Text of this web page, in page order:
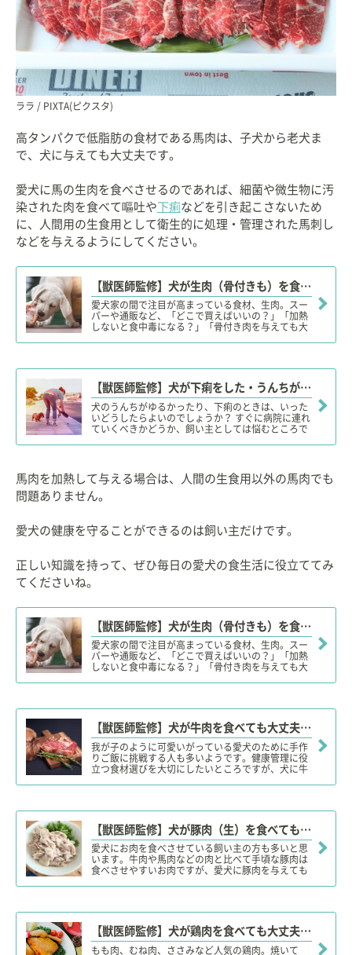
ララ / PIXTA(ピクスタ)
高タンパクで低脂肪の食材である馬肉は、子犬から老犬ま
で、犬に与えても大丈夫です。
愛犬に馬の生肉を食べさせるのであれば、細菌や微生物に汚
染された肉を食べて嘔吐や下痢などを引き起こさないため
に、人間用の生食用として衛生的に処理・管理された馬刺し
などを与えるようにしてください。
【獣医師監修】犬が生肉（骨付きも）を食べても大丈夫？凶暴になる？安全性やリスク、適量、購入場所は？
愛犬家の間で注目が高まっている食材、生肉。スー
パーや通販など、「どこで買えばいいの？」「加熱
しないと食中毒になる？」「骨付き肉を与えても大
【獣医師監修】犬が下痢をした・うんちがゆるい。この症状から考えられる原因や病気は？
犬のうんちがゆるかったり、下痢のときは、いった
いどうしたらよいのでしょうか？ すぐに病院に連れ
ていくべきかどうか、飼い主としては悩むところで
馬肉を加熱して与える場合は、人間の生食用以外の馬肉でも
問題ありません。
愛犬の健康を守ることができるのは飼い主だけです。
正しい知識を持って、ぜひ毎日の愛犬の食生活に役立ててみ
てくださいね。
【獣医師監修】犬が生肉（骨付きも）を食べても大丈夫？凶暴になる？安全性やリスク、適量、購入場所は？
愛犬家の間で注目が高まっている食材、生肉。スー
パーや通販など、「どこで買えばいいの？」「加熱
しないと食中毒になる？」「骨付き肉を与えても大
【獣医師監修】犬が牛肉を食べても大丈夫？生肉は焼く？与えて良い部位やアレルギー、下痢など注意点！
我が子のように可愛いがっている愛犬のために手作
りご飯に挑戦する人も多いようです。健康管理に役
立つ食材選びを大切にしたいところですが、犬に牛
【獣医師監修】犬が豚肉（生）を食べても大丈夫？茹でたり焼いた方がいい？食べて良い部位や茹で汁は？
愛犬にお肉を食べさせている飼い主の方も多いと思
います。牛肉や馬肉などの肉と比べて手頃な豚肉は
食べさせやすいお肉ですが、愛犬に豚肉を与えても
【獣医師監修】犬が鶏肉を食べても大丈夫？骨付き肉や生肉は？適量や注意点、アレルギーに注意！
もも肉、むね肉、ささみなど人気の鶏肉。焼いて